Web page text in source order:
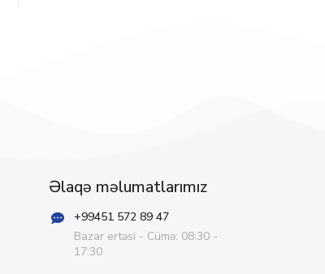
Əlaqə məlumatlarımız
+99451 572 89 47
Bazar ertəsi - Cümə: 08:30 -
17:30